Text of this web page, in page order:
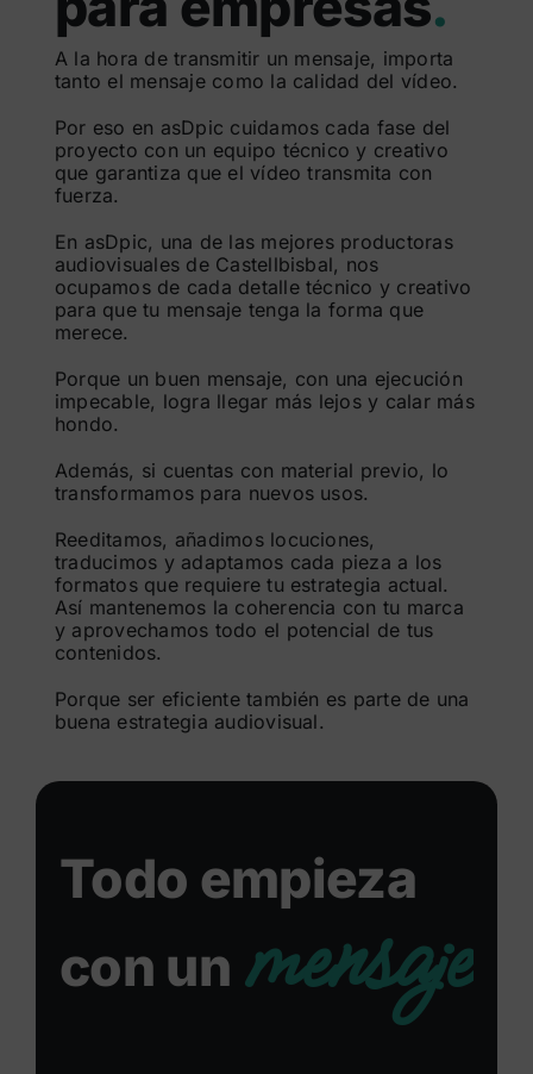
A la hora de transmitir un mensaje, importa
tanto el mensaje como la calidad del vídeo.
Por eso en asDpic cuidamos cada fase del
proyecto con un equipo técnico y creativo
que garantiza que el vídeo transmita con
fuerza.
En asDpic, una de las mejores productoras
audiovisuales de Castellbisbal, nos
ocupamos de cada detalle técnico y creativo
para que tu mensaje tenga la forma que
merece.
Porque un buen mensaje, con una ejecución
impecable, logra llegar más lejos y calar más
hondo.
Además, si cuentas con material previo, lo
transformamos para nuevos usos.
Reeditamos, añadimos locuciones,
traducimos y adaptamos cada pieza a los
formatos que requiere tu estrategia actual.
Así mantenemos la coherencia con tu marca
y aprovechamos todo el potencial de tus
contenidos.
Porque ser eficiente también es parte de una
buena estrategia audiovisual.
Todo empieza
con un mensaje